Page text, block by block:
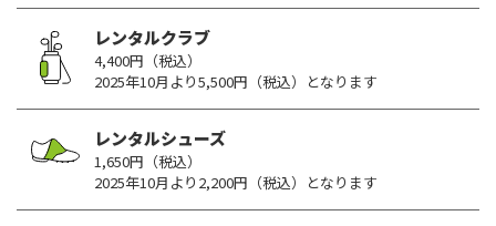
レンタルクラブ
4,400円（税込）
2025年10月より5,500円（税込）となります
レンタルシューズ
1,650円（税込）
2025年10月より2,200円（税込）となります